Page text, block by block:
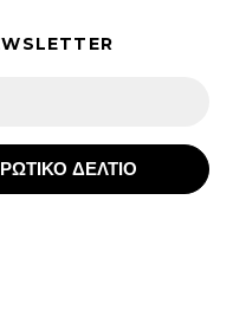
ΔΕΛΤΙΟ